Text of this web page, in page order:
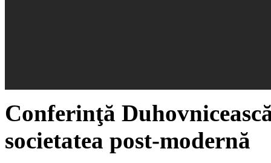
Conferinţă
societatea post-modernă